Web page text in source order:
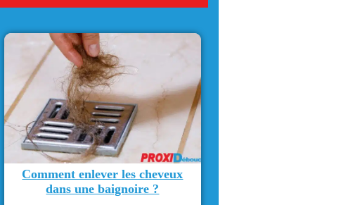
Comment enlever les cheveux
dans une baignoire ?